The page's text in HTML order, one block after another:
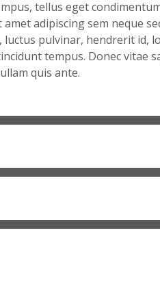
tellus eget
adipiscing sem neque
luctus pulvinar, hendrerit id,
tempus. Donec vitae
quis ante.